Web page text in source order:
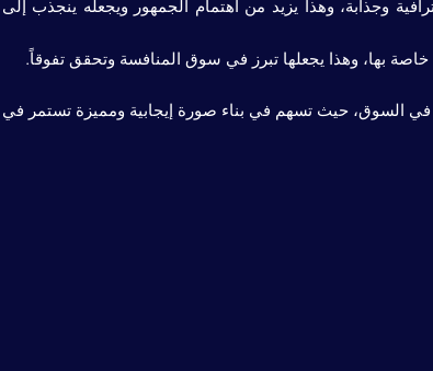
وجذابة، وهذا يزيد من اهتمام الجمهور ويجعله ينجذب إلى
خاصة بها، وهذا يجعلها تبرز في سوق المنافسة وتحقق تفوقاً.
في السوق، حيث تسهم في بناء صورة إيجابية ومميزة تستمر في